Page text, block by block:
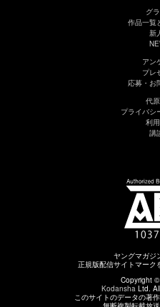
グ
作品一覧
新
アン
プレ
応募・お
代
プライバシ
利
講
ヤングマガジ
正規版配信サイトマーク
Copyright
Kodansha Ltd.
このサイトのデータの著